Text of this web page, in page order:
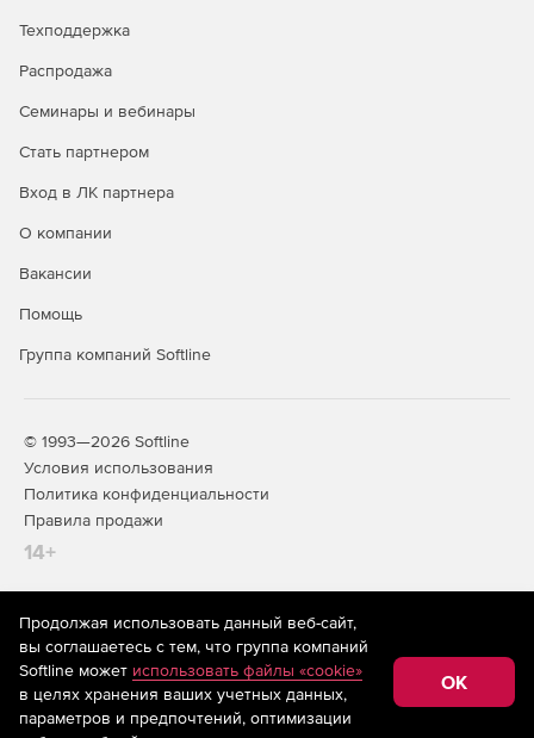
Техподдержка
Распродажа
Семинары и вебинары
Стать партнером
Вход в ЛК партнера
О компании
Вакансии
Помощь
Группа компаний Softline
© 1993—2026 Softline
Условия использования
Политика конфиденциальности
Правила продажи
14+
На информационном ресурсе store.softline.ru применяются
рекомендательные технологии(информационные технологии
предоставления информации на основе сбора,
систематизации и анализа сведений, относящихся к
предпочтениям пользователей сети «Интернет»,
находящихся на территории Российской Федерации)
Продолжая использовать данный веб-сайт,
вы соглашаетесь с тем, что группа компаний
Softline может использовать файлы «cookie»
в целях хранения ваших учетных данных,
параметров и предпочтений, оптимизации
OK